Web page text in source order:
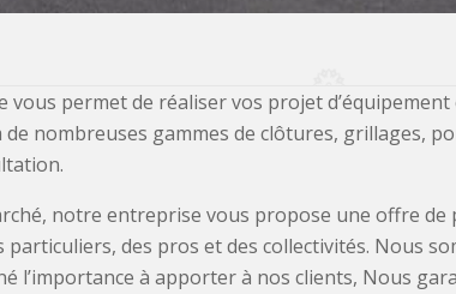
vous permet de réaliser vos projet
de nombreuses gammes de clôtures, grillages,
notre entreprise vous propose une offre de
particuliers, des pros et des collectivités. Nous
l’importance à apporter à nos clients, Nous